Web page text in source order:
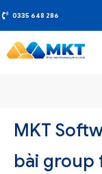
0335 648 286
MKT
bài group